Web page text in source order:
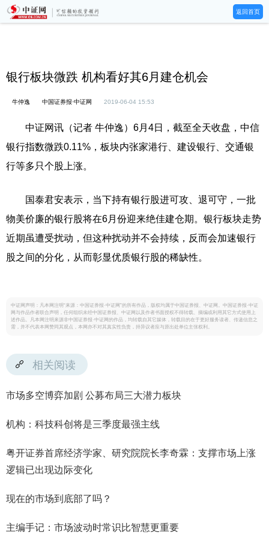
返回首页
银行板块微跌 机构看好其6月建仓机会
牛仲逸 中国证券报·中证网 2019-06-04 15:53
中证网讯（记者 牛仲逸）6月4日，截至全天收盘，中信
银行指数微跌0.11%，板块内张家港行、建设银行、交通银
行等多只个股上涨。
国泰君安表示，当下持有银行股进可攻、退可守，一批
物美价廉的银行股将在6月份迎来绝佳建仓期。银行板块走势
近期虽遭受扰动，但这种扰动并不会持续，反而会加速银行
股之间的分化，从而彰显优质银行股的稀缺性。
中证网声明：凡本网注明“来源：中国证券报·中证网”的所有作品，版权均属于中国证券报、中证网。中国证券报·中证
网与作品作者联合声明，任何组织未经中国证券报、中证网以及作者书面授权不得转载、摘编或利用其它方式使用上
述作品。凡本网注明来源非中国证券报·中证网的作品，均转载自其它媒体，转载目的在于更好服务读者、传递信息之
需，并不代表本网赞同其观点，本网亦不对其真实性负责，持异议者应与原出处单位主张权利。
相关阅读
市场多空博弈加剧 公募布局三大潜力板块
机构：科技科创将是三季度最强主线
粤开证券首席经济学家、研究院院长李奇霖：支撑市场上涨
逻辑已出现边际变化
现在的市场到底部了吗？
主编手记：市场波动时常识比智慧更重要